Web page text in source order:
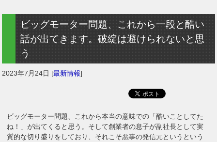
ビッグモーター問題、これから一段と酷い
話が出てきます。破綻は避けられないと思
う
2023年7月24日 [最新情報]
ビッグモーター問題、これから本当の意味での「酷いことしてた
ね！」が出てくると思う。そして創業者の息子が副社長として実
質的な切り盛りをしており、それこそ悪事の発信元というという